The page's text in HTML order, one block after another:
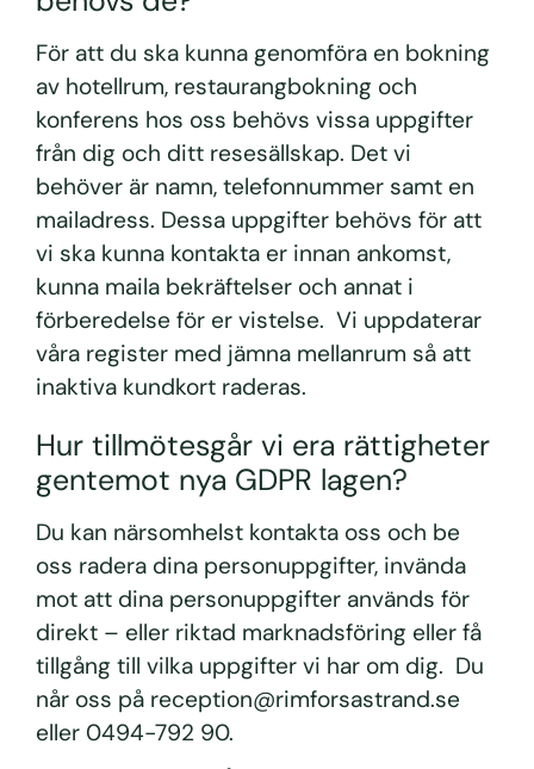
För att du ska kunna genomföra en bokning
av hotellrum, restaurangbokning och
konferens hos oss behövs vissa uppgifter
från dig och ditt resesällskap. Det vi
behöver är namn, telefonnummer samt en
mailadress. Dessa uppgifter behövs för att
vi ska kunna kontakta er innan ankomst,
kunna maila bekräftelser och annat i
förberedelse för er vistelse. Vi uppdaterar
våra register med jämna mellanrum så att
inaktiva kundkort raderas.
Hur tillmötesgår vi era rättigheter
gentemot nya GDPR lagen?
Du kan närsomhelst kontakta oss och be
oss radera dina personuppgifter, invända
mot att dina personuppgifter används för
direkt – eller riktad marknadsföring eller få
tillgång till vilka uppgifter vi har om dig. Du
når oss på reception@rimforsastrand.se
eller 0494-792 90.